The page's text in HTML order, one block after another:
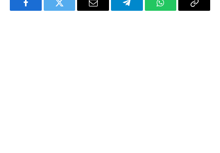
FacebookTwitter Email TelegramWhatsAppCopy